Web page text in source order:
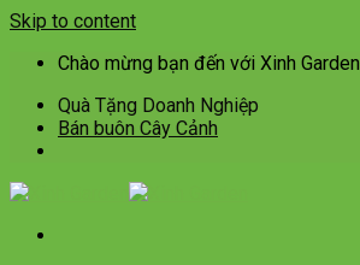
Skip to content
Chào mừng bạn đến với Xinh Garden
Quà Tặng Doanh Nghiệp
Bán buôn Cây Cảnh